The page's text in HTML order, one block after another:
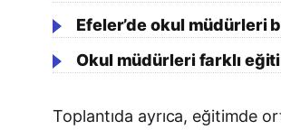
Efeler’de okul müdürleri
Okul müdürleri farklı
Toplantıda ayrıca, eğitimde